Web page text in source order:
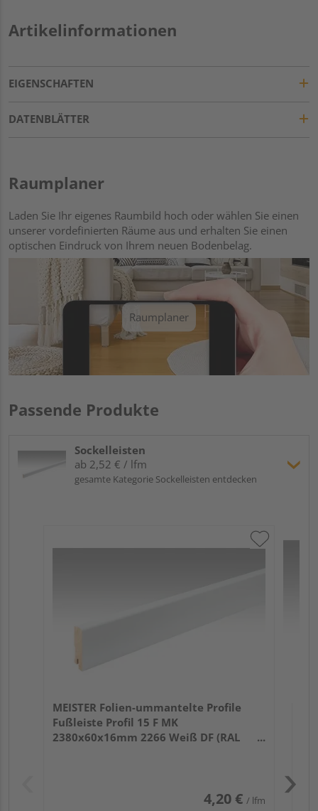
Artikelinformationen
EIGENSCHAFTEN
DATENBLÄTTER
Raumplaner
Laden Sie Ihr eigenes Raumbild hoch oder wählen Sie einen
unserer vordefinierten Räume aus und erhalten Sie einen
optischen Eindruck von Ihrem neuen Bodenbelag.
Raumplaner
Passende Produkte
Sockelleisten
ab 2,52 € / lfm
gesamte Kategorie Sockelleisten entdecken
MEISTER Folien-ummantelte Profile
Fußleiste Profil 15 F MK
2380x60x16mm 2266 Weiß DF (RAL
4,20 € / lfm